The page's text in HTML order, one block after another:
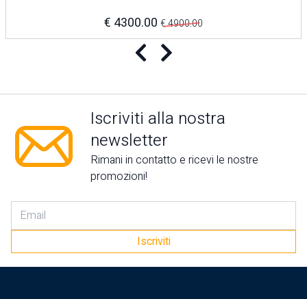
€ 4300.00 € 4900.00
Iscriviti alla nostra
newsletter
Rimani in contatto e ricevi le nostre
promozioni!
Iscriviti